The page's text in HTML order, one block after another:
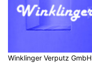
Winklinger Verputz